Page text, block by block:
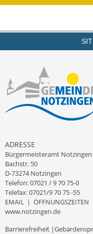
ADRESSE
Bürgermeisteramt Notzingen
Bachstr. 50
D-73274 Notzingen
Telefon: 07021 / 9 70 75-0
Telefax: 07021/9 70 75 -55
EMAIL | ÖFFNUNGSZEITEN
www.notzingen.de
Barrierefreiheit |